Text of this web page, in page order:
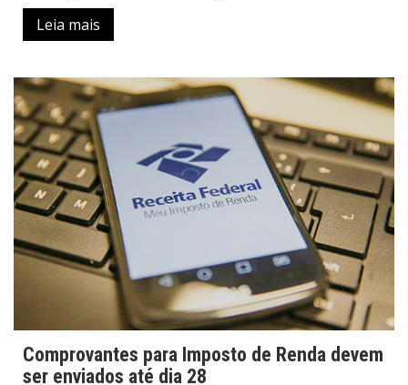
Leia mais
Comprovantes para Imposto de Renda devem
ser enviados até dia 28